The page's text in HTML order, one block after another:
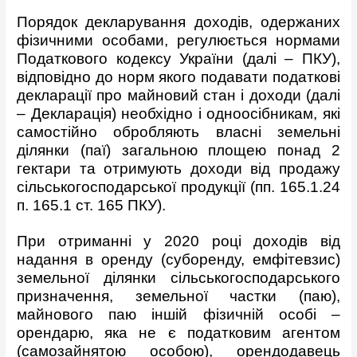
Порядок декларування доходів, одержаних
фізичними особами, регулюється нормами
Податкового кодексу України (далі – ПКУ),
відповідно до норм якого подавати податкові
декларації про майновий стан і доходи (далі
– Декларація) необхідно і одноосібникам, які
самостійно обробляють власні земельні
ділянки (паї) загальною площею понад 2
гектари та отримують доходи від продажу
сільськогосподарської продукції (пп. 165.1.24
п. 165.1 ст. 165 ПКУ).
При отриманні у 2020 році доходів від
надання в оренду (суборенду, емфітевзис)
земельної ділянки сільськогосподарського
призначення, земельної частки (паю),
майнового паю іншій фізичній особі –
орендарю, яка не є податковим агентом
(самозайнятою особою), орендодавець